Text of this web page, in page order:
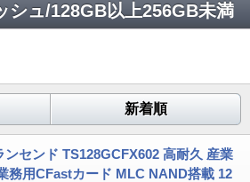
シュ/128GB以上256GB未満
新着順
ンセンド TS128GCFX602 高耐久 産業
務用CFastカード MLC NAND搭載 12